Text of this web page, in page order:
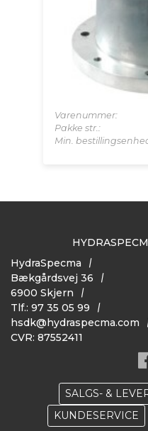
Varenummer:
Pakke str.:
Min.
HydraSpecma
Bækgårdsvej 36
6900 Skjern
Tlf.: 97 35 05 99
hsdk@hydraspecma.com
CVR: 87552411
SALGS- &
KUNDESERVICE